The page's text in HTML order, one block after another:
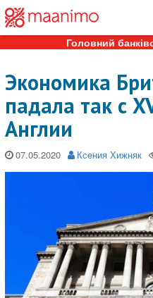
Головний
Экономика
падала так с
Англии
07.05.2020 Ксения Хижняк